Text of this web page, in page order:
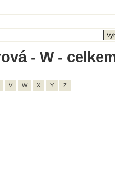
- W -
V W X Y Z